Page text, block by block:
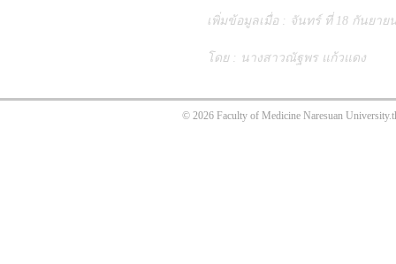
เพิ่มข้อมูลเมื่อ : จันทร์ ที่ 18 กันยาย
โดย : นางสาวณัฐพร แก้วแดง
© 2026 Faculty of Medicine Naresuan